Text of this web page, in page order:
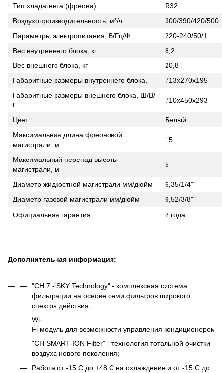
Тип хладагента (фреона)
R32
Воздухопроизводительность, м³/ч
300/390/420/500
Параметры электропитания, В/Гц/Ф
220-240/50/1
Вес внутреннего блока, кг
8,2
Вес внешнего блока, кг
20,8
Габаритные размеры внутреннего блока,
713х270х195
Габаритные размеры внешнего блока, Ш/В/
Г
710х450х293
Цвет
Белый
Максимальная длина фреоновой
магистрали, м
15
Максимальный перепад высоты
магистрали, м
5
Диаметр жидкостной магистрали мм/дюйм
6,35/1/4""
Диаметр газовой магистрали мм/дюйм
9,52/3/8""
Официальная гарантия
2 года
Дополнительная информация:
"CH 7 - SKY Technology" - комплексная система
фильтрации на основе семи фильтров широкого
спектра действия;
Wi-
Fi модуль для возможности управления
"CH SMART-ION Filter" - технология тотальной очистки
воздуха нового поколения;
Работа от -15 C до +48 C на охлаждение и от -15 C до